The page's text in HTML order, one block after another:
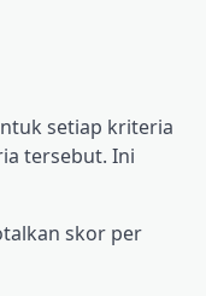
setiap kriteria
tersebut. Ini
skor per